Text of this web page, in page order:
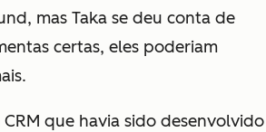
mas Taka se deu conta de
certas, eles poderiam
CRM que havia sido desenvolvido